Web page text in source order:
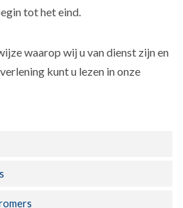
tot het eind.
waarop wij u van dienst zijn en
kunt u lezen in onze